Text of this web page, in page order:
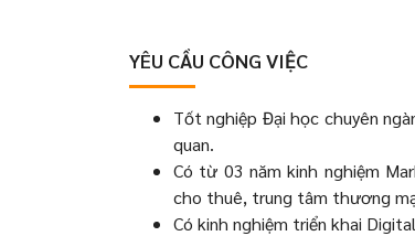
YÊU CẦU CÔNG VIỆC
Tốt nghiệp Đại học chuyên
quan.
Có từ 03 năm kinh nghiệm
cho thuê, trung tâm thương
Có kinh nghiệm triển khai